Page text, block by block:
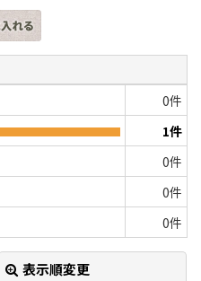
0件
1件
0件
0件
0件
表示順変更